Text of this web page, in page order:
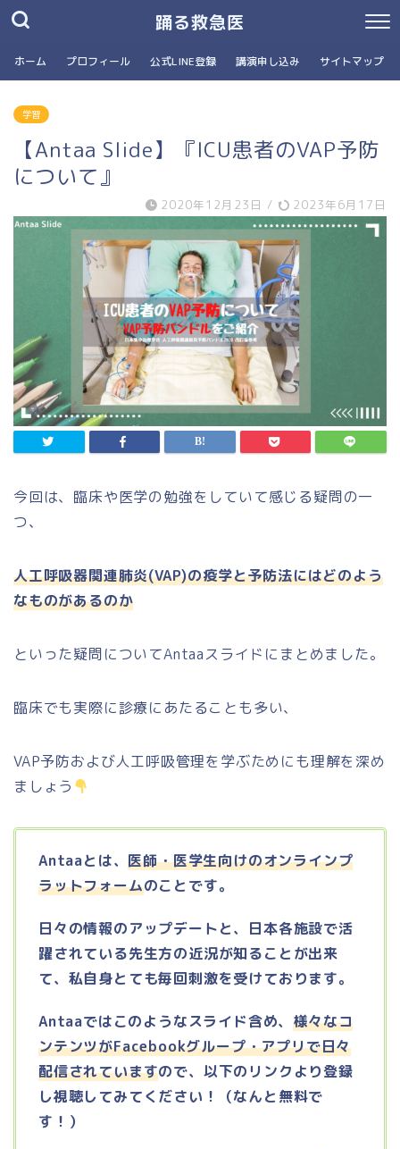
踊る救急医
ホーム プロフィール 公式LINE登録 講演申し込み サイトマップ
学習
【Antaa Slide】『ICU患者のVAP予防
について』
2020年12月23日 / 2023年6月17日
今回は、臨床や医学の勉強をしていて感じる疑問の一
つ、
人工呼吸器関連肺炎(VAP)の疫学と予防法にはどのよう
なものがあるのか
といった疑問についてAntaaスライドにまとめました。
臨床でも実際に診療にあたることも多い、
VAP予防および人工呼吸管理を学ぶためにも理解を深め
ましょう
Antaaとは、医師・医学生向けのオンラインプ
ラットフォームのことです。
日々の情報のアップデートと、日本各施設で活
躍されている先生方の近況が知ることが出来
て、私自身とても毎回刺激を受けております。
Antaaではこのようなスライド含め、様々なコ
ンテンツがFacebookグループ・アプリで日々
配信されていますので、以下のリンクより登録
し視聴してみてください！（なんと無料で
す！）